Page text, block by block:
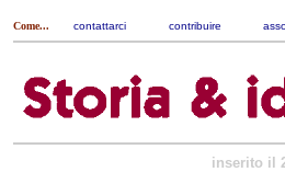
Come... contattarci contribuire
inserito il